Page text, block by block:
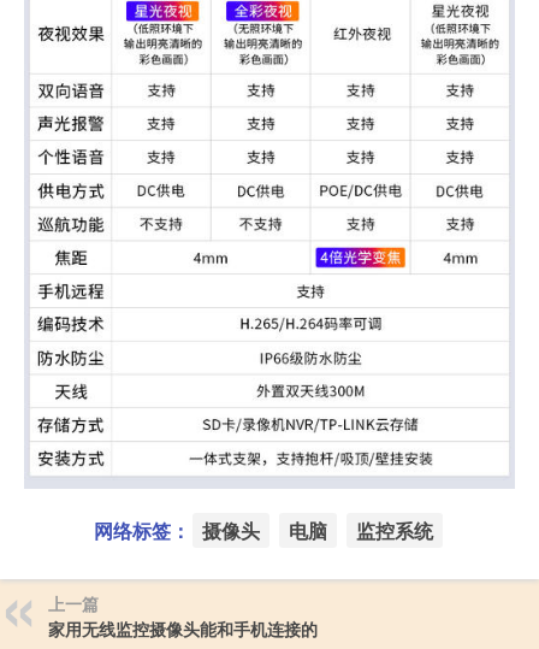
网络标签： 摄像头 电脑 监控系统
上一篇
家用无线监控摄像头能和手机连接的